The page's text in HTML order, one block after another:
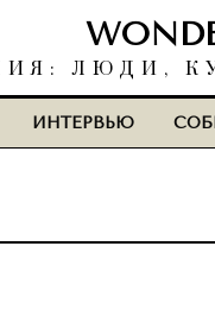
ЛЮДИ,
ИНТЕРВЬЮ